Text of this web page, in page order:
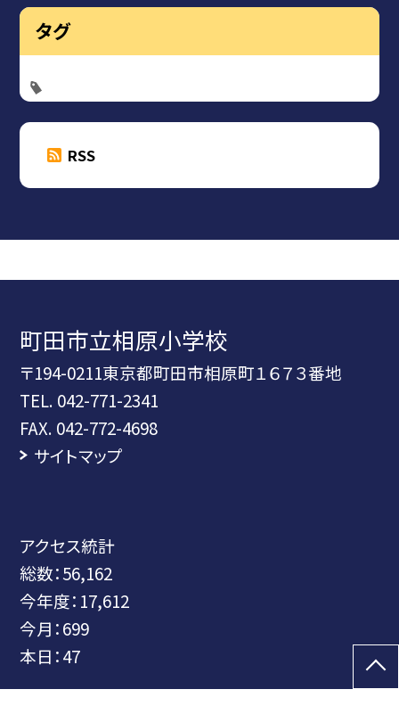
タグ
RSS
町田市立相原小学校
〒194-0211東京都町田市相原町１６７３番地
TEL. 042-771-2341
FAX. 042-772-4698
サイトマップ
アクセス統計
総数：56,162
今年度： 17,612
今月：699
本日：47